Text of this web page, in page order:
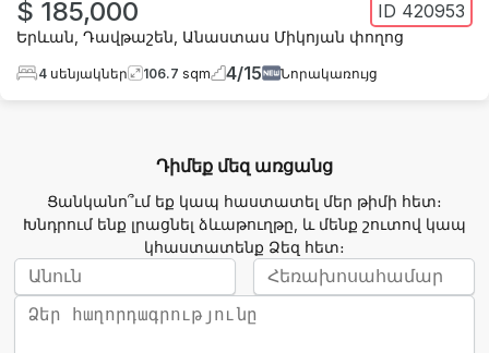
$ 185,000 ID 420953
Երևան Դավթաշեն Անաստաս Միկոյան փողոց
4 սենյակներ 106.7 sqm 4/15 Նորակառույց
Դիմեք մեզ առցանց
Ցանկանո՞ւմ եք կապ հաստատել մեր թիմի հետ։
Խնդրում ենք լրացնել ձևաթուղթը, և մենք շուտով կապ
կհաստատենք Ձեզ հետ։